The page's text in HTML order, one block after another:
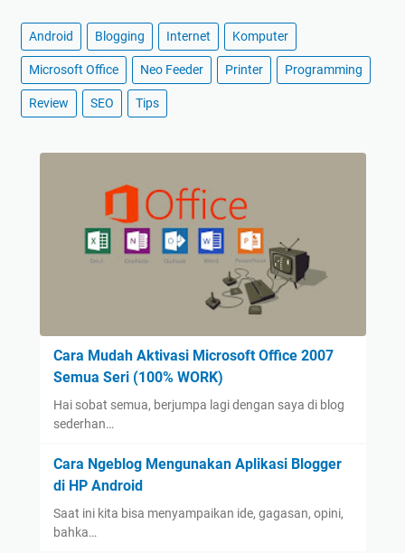
Android Blogging Internet Komputer
Microsoft Office Neo Feeder Printer Programming
Review SEO Tips
Cara Mudah Aktivasi Microsoft Office 2007
Semua Seri (100% WORK)
Hai sobat semua, berjumpa lagi dengan saya di blog
sederhan…
Cara Ngeblog Mengunakan Aplikasi Blogger
di HP Android
Saat ini kita bisa menyampaikan ide, gagasan, opini,
bahka…